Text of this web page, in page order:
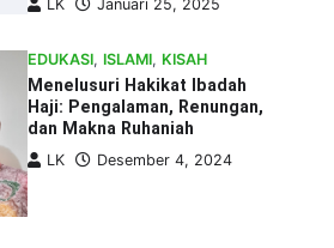
LK Januari 25, 2025
EDUKASI, ISLAMI, KISAH
Menelusuri Hakikat Ibadah
Haji: Pengalaman, Renungan,
dan Makna Ruhaniah
LK Desember 4, 2024